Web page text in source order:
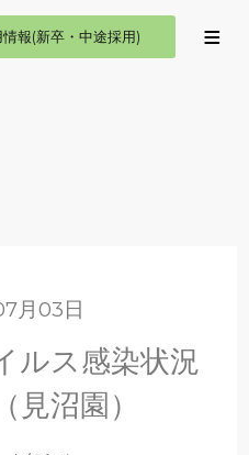
情報(新卒・中途採用)
月03日
ルス感染状況
見沼園）